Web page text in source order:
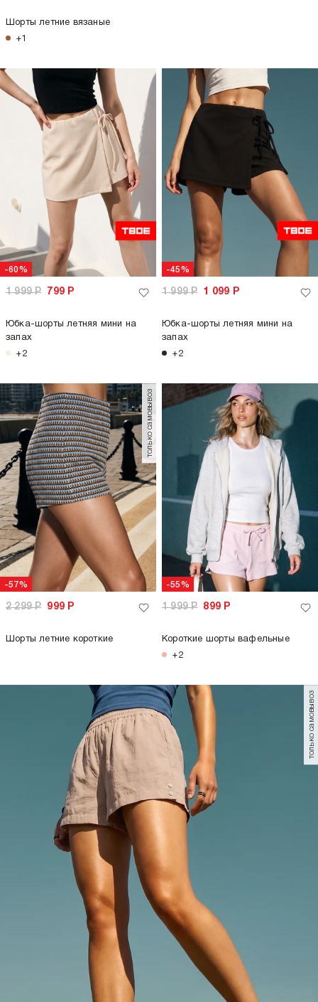
Шорты летние вязаные
+1
-60%
1 999Р 799 Р
Юбка-шорты летняя мини на
запах
+2
-45%
1 999Р 1 099 Р
Юбка-шорты летняя мини на
запах
+2
-57%
только самовывоз
2 299Р 999 Р
Шорты летние короткие
-55%
1 999Р 899 Р
Короткие шорты вафельные
+2
только самовывоз